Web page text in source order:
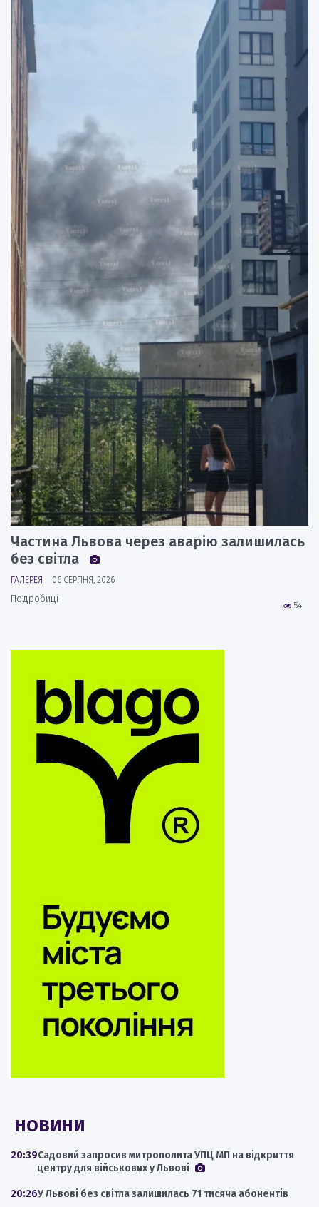
Частина Львова через аварію залишилась
без світла
ГАЛЕРЕЯ 06 СЕРПНЯ, 2026
54
Подробиці
НОВИНИ
20:39Садовий запросив митрополита УПЦ МП на відкриття
центру для військових у Львові
20:26У Львові без світла залишилась 71 тисяча абонентів